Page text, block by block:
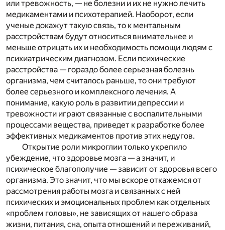
или тревожность, — не болезни и их не нужно лечить
медикаментами и психотерапией. Наоборот, если
ученые докажут такую связь, то к ментальным
расстройствам будут относиться внимательнее и
меньше отрицать их и необходимость помощи людям с
психиатрическим диагнозом. Если психические
расстройства — гораздо более серьезная болезнь
организма, чем считалось раньше, то они требуют
более серьезного и комплексного лечения. А
понимание, какую роль в развитии депрессии и
тревожности играют связанные с воспалительными
процессами вещества, приведет к разработке более
эффективных медикаментов против этих недугов.
Открытие роли микроглии только укрепило
убеждение, что здоровье мозга — а значит, и
психическое благополучие — зависит от здоровья всего
организма. Это значит, что мы вскоре откажемся от
рассмотрения работы мозга и связанных с ней
психических и эмоциональных проблем как отдельных
«проблем головы», не зависящих от нашего образа
жизни, питания, сна, опыта отношений и переживаний,